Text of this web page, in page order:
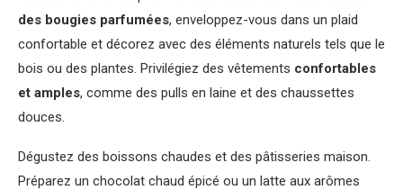
des bougies parfumées, enveloppez-vous dans un plaid
confortable et décorez avec des éléments naturels tels que le
bois ou des plantes. Privilégiez des vêtements confortables
et amples, comme des pulls en laine et des chaussettes
douces.
Dégustez des boissons chaudes et des pâtisseries maison.
Préparez un chocolat chaud épicé ou un latte aux arômes